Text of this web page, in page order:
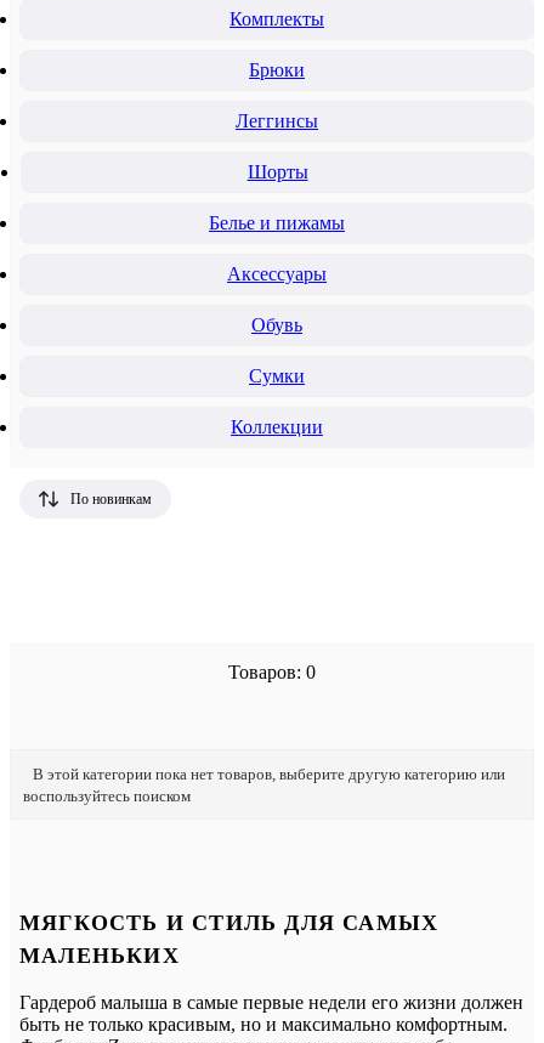
Комплекты
Брюки
Леггинсы
Шорты
Белье и пижамы
Аксессуары
Обувь
Сумки
Коллекции
Товаров: 0
По новинкам
В этой категории пока нет товаров, выберите другую категорию или
воспользуйтесь поиском
МЯГКОСТЬ И СТИЛЬ ДЛЯ САМЫХ
МАЛЕНЬКИХ
Гардероб малыша в самые первые недели его жизни должен
быть не только красивым, но и максимально комфортным.